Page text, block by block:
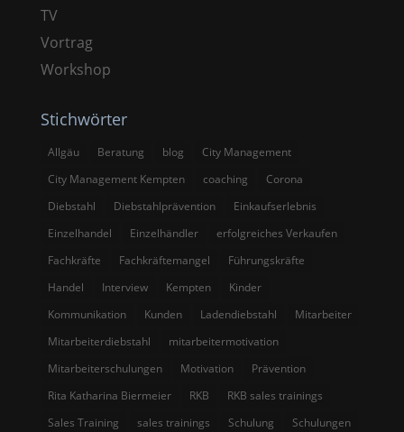
TV
Vortrag
Workshop
Stichwörter
Allgäu Beratung blog
City Management
City Management Kempten
coaching
Corona
Diebstahl
Diebstahlprävention
Einkaufserlebnis
Einzelhandel
Einzelhändler
erfolgreiches Verkaufen
Fachkräfte
Fachkräftemangel
Führungskräfte
Handel
Interview Kempten
Kinder
Kommunikation
Kunden Ladendiebstahl
Mitarbeiter
Mitarbeiterdiebstahl
mitarbeitermotivation
Mitarbeiterschulungen
Motivation
Prävention
Rita Katharina Biermeier
RKB
RKB sales trainings
Sales Training
sales trainings Schulung
Schulungen